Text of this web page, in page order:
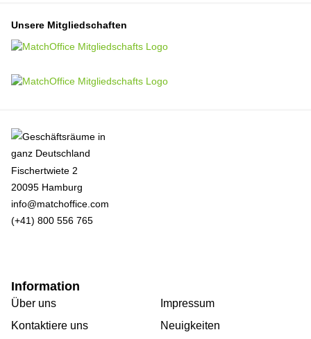
Unsere Mitgliedschaften
Fischertwiete 2
20095 Hamburg
info@matchoffice.com
(+41) 800 556 765
Information
Über uns
Kontaktiere uns
Impressum
Neuigkeiten